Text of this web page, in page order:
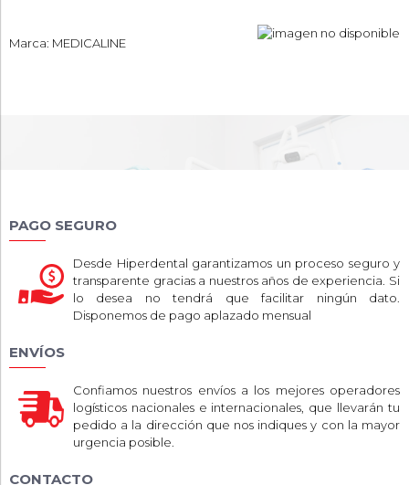
Marca: MEDICALINE
PAGO SEGURO
Desde Hiperdental garantizamos un proceso seguro y
transparente gracias a nuestros años de experiencia. Si
lo desea no tendrá que facilitar ningún dato.
Disponemos de pago aplazado mensual
ENVÍOS
Confiamos nuestros envíos a los mejores operadores
logísticos nacionales e internacionales, que llevarán tu
pedido a la dirección que nos indiques y con la mayor
urgencia posible.
CONTACTO